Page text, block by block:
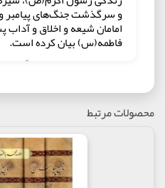
و سرگذشت جنگ‌های پیامبر و
امامان شیعه و اخلاق و
فاطمه(س) بیان کرده است.
البته تنها این مسئله
به زبان فارسی نگاشته شده
پرداخته شده بود که از
گردآوری شده بود و تهمت‌ها
پیامبران عظیم القدر و
لازم دید کتابی بنویسد که
محصولات مرتبط